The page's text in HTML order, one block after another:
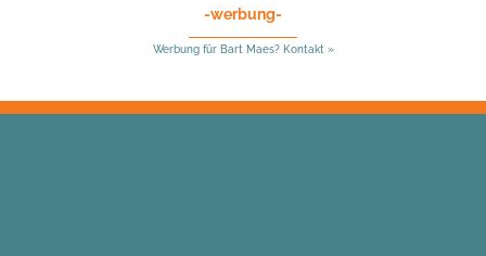
-werbung-
Werbung für Bart Maes? Kontakt »